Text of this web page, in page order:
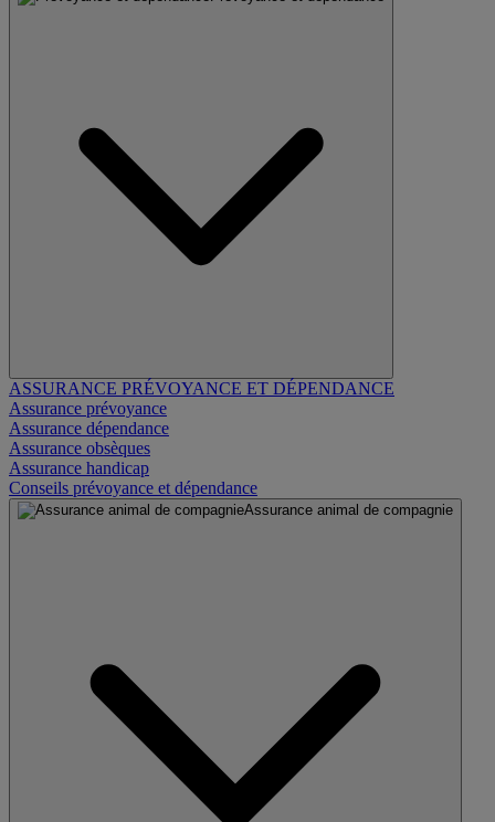
ASSURANCE PRÉVOYANCE ET DÉPENDANCE
Assurance prévoyance
Assurance dépendance
Assurance obsèques
Assurance handicap
Conseils prévoyance et dépendance
Assurance animal de compagnie